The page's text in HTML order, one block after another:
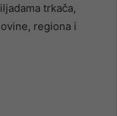
trkača,
regiona i